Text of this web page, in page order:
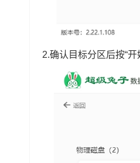
2.确认目标分区后按“